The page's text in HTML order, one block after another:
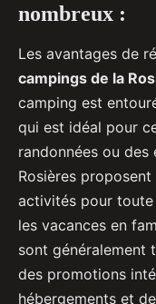
nombreux :
Les avantages de
campings de la
camping est
qui est idéal pour
randonnées ou des
Rosières
activités pour
les vacances en
sont généralement
des promotions
hébergements et